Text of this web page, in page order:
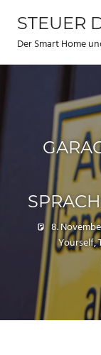
Inhalt
springen
STEUER
Der Smart Home
8.
Yourself,